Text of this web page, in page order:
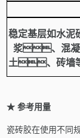
稳定基层如水泥
浆、混凝
土、砖墙
★ 参考用量
瓷砖胶在使用不同